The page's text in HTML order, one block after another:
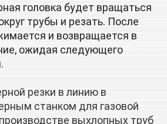
головка будет вращаться
трубы и резать. После
и возвращается в
ожидая следующего